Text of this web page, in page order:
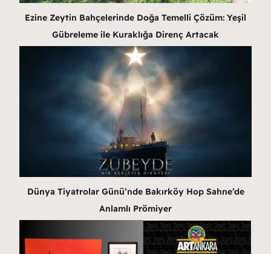
Ezine Zeytin Bahçelerinde Doğa Temelli Çözüm: Yeşil
Gübreleme ile Kuraklığa Direnç Artacak
Dünya Tiyatrolar Günü’nde Bakırköy Hop Sahne’de
Anlamlı Prömiyer